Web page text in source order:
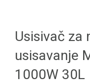
Usisivač za
usisavanje
1000W 30L